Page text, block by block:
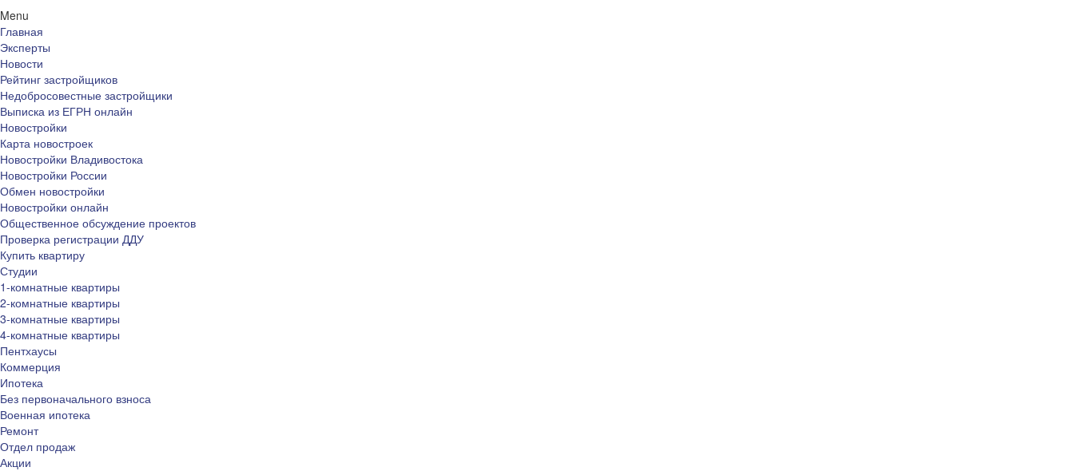
Menu
Главная
Эксперты
Новости
Рейтинг застройщиков
Недобросовестные застройщики
Выписка из ЕГРН онлайн
Новостройки
Карта новостроек
Новостройки Владивостока
Новостройки России
Обмен новостройки
Новостройки онлайн
Общественное обсуждение проектов
Проверка регистрации ДДУ
Купить квартиру
Студии
1-комнатные квартиры
2-комнатные квартиры
3-комнатные квартиры
4-комнатные квартиры
Пентхаусы
Коммерция
Ипотека
Без первоначального взноса
Военная ипотека
Ремонт
Отдел продаж
Акции